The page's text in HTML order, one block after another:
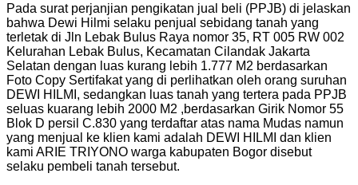
Pada surat perjanjian pengikatan jual beli (PPJB) di jelaskan
bahwa Dewi Hilmi selaku penjual sebidang tanah yang
terletak di Jln Lebak Bulus Raya nomor 35, RT 005 RW 002
Kelurahan Lebak Bulus, Kecamatan Cilandak Jakarta
Selatan dengan luas kurang lebih 1.777 M2 berdasarkan
Foto Copy Sertifakat yang di perlihatkan oleh orang suruhan
DEWI HILMI, sedangkan luas tanah yang tertera pada PPJB
seluas kuarang lebih 2000 M2 ,berdasarkan Girik Nomor 55
Blok D persil C.830 yang terdaftar atas nama Mudas namun
yang menjual ke klien kami adalah DEWI HILMI dan klien
kami ARIE TRIYONO warga kabupaten Bogor disebut
selaku pembeli tanah tersebut.